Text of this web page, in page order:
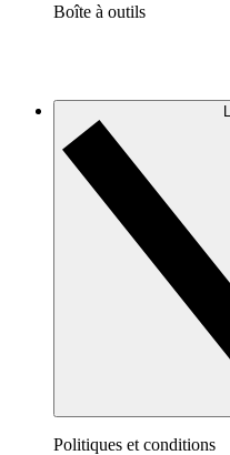
Boîte à outils
Politiques et conditions